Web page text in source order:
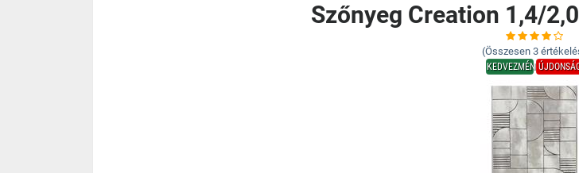
Szőnyeg Creation 1,4/
(Összesen 3
KEDVEZMÉNY